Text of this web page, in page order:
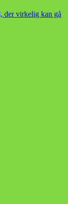
der virkelig kan gå